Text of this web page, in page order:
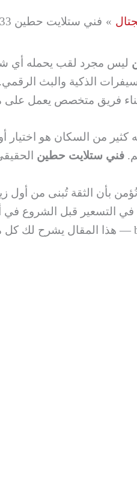
فني ستلايت حطين 66776233 تركيب رسيفر وستلايت سريع
ليس مجرد لقب يحمله أي
الذكية والبث
فريق متخصص يعمل على
كثير من السكان هو
فني ستلايت حطين
بأن الثقة تُبنى من أول
في التسعير قبل الشروع